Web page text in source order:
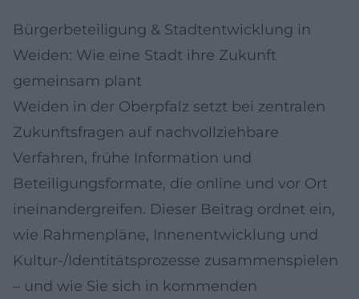
Bürgerbeteiligung & Stadtentwicklung in
Weiden: Wie eine Stadt ihre Zukunft
gemeinsam plant
Weiden in der Oberpfalz setzt bei zentralen
Zukunftsfragen auf nachvollziehbare
Verfahren, frühe Information und
Beteiligungsformate, die online und vor Ort
ineinandergreifen. Dieser Beitrag ordnet ein,
wie Rahmenpläne, Innenentwicklung und
Kultur-/Identitätsprozesse zusammenspielen
– und wie Sie sich in kommenden